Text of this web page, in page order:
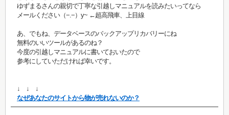
ゆずまるさんの親切で丁寧な引越しマニュアルを読みたいってなら
メールください（−.−）y~ ←超高飛車、上目線
あ、でもね、データベースのバックアップリカバリーにね
無料のいいツールがあるのね？
今度の引越しマニュアルに書いておいたので
参考にしていただければ幸いです。
↓ ↓ ↓
なぜあなたのサイトから物が売れないのか？